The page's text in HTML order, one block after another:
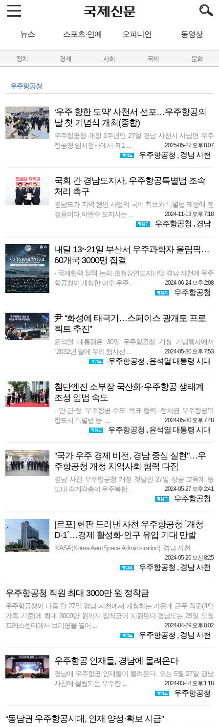
뉴스 스포츠·연예 오피니언 동영상
정치 경제 사회 국제 문화
우주항공청
‘우주 향한 도약’ 사천서 선포…우주항공의
날 첫 기념식 개최(종합)
우주항공청 개청 1주년인 27일 경남 사천시 사남면 우주
항공청 임시청사에서 ‘제1 ...
2025-05-27 오후 8:07
우주항공청 , 경남 사천
국회 간 경남도지사, 우주항공특별법 조속
처리 촉구
경남도가 지역 현안 사업의 국비 확보와 특별법 제정에 잰
걸음이다.박완수 도지사는 ...
2024-11-13 오후 7:18
우주항공청 , 경남
내달 13~21일 부산서 우주과학자 올림픽…
60개국 3000명 집결
- 국제협력 정책 논의·초청강연도지난달 경남 사천에 우주
항공청이 개청한 이후 우주 ...
2024-06-24 오후 2:08
우주항공청
尹 “화성에 태극기…스페이스 광개토 프로
젝트 추진”
윤석열 대통령은 30일 우주항공청 개청 기념행사에서
“2032년 달에 우리 탐사선 ...
2024-05-30 오후 7:53
우주항공청 , 윤석열 대통령 시대
첨단엔진 소부장 국산화·우주항공 생태계
조성 입법 속도
- 민·관·정 ‘우주항공 수도’ 목표 협력- 정치권 우주항공복
합도시 특별법 등- ...
2024-05-30 오후 7:48
우주항공청 , 윤석열 대통령 시대
"국가 우주 경제 비전, 경남 중심 실현"…우
주항공청 개청 지역사회 협력 다짐
경남 사천 우주항공청 개청 첫날인 27일 상공·교육계 등
도내 각계각층이 우주복합 ...
2024-05-27 오후 2:41
우주항공청
[르포] 현판 드러낸 사천 우주항공청 ´개청
D-1´…경제 활성화·인구 유입 기대 만발
‘KASA’(Korea AeroSpace Administration). 경남 사천 ...
2024-05-26 오전 8:25
우주항공청 , 경남 사천
우주항공청 직원 최대 3000만 원 정착금
우주항공청이 다음 달 27일 경남 사천에서 개청하는 가운데 근무 직원(4인
가족 기준)에 최대 3000만 원까지 정착금이 지원된다.경남도는 29일 도청
프레스센터에서 브리핑을 열어 ...
2024-04-29 오후 8:02
우주항공청 , 경남 사천
우주항공 인재들, 경남에 몰려온다
경남에 우주항공 인재들이 몰려온다. 오는 5월 27일 경남
사천에 설립되는 우주항 ...
2024-03-18 오후 1:18
우주항공청
“동남권 우주항공시대, 인재 양성·확보 시급”